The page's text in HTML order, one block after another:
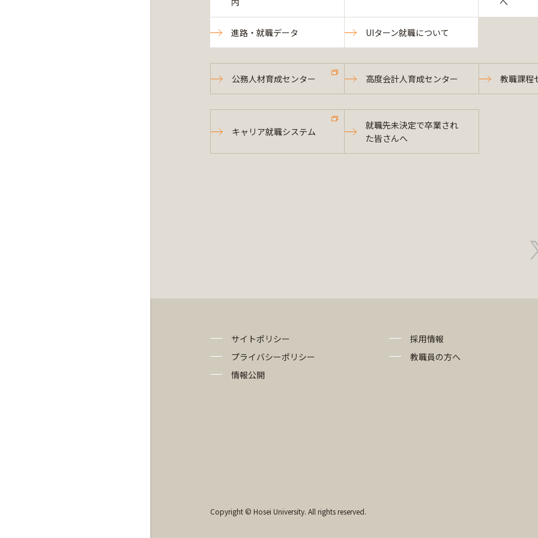
進路・就職データ UIターン就職について
公務人材育成センター 高度会計人育成センター 教職課程
キャリア就職システム
就職先未決定で卒業され
た皆さんへ
サイトポリシー
プライバシーポリシー
情報公開
採用情報
教職員の方へ
Copyright © Hosei University. All rights reserved.